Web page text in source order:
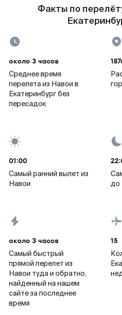
Факты по
около 3 часов
Среднее время
перелета из Навои в
Екатеринбург без
пересадок
01:00
Самый ранний вылет из
Навои
до
около 3 часов
Самый быстрый
прямой перелет из
Навои туда и обратно,
найденный на нашем
сайте за последнее
время
15